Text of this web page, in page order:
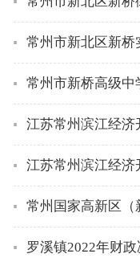
常州市新北区新桥
常州市新桥高级中
江苏常州滨江经济
江苏常州滨江经济
常州国家高新区（
罗溪镇2022年财